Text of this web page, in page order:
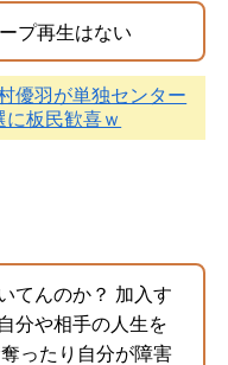
プ再生はない
優羽が単独センター
板民歓喜ｗ
てんのか？ 加入す
分や相手の人生を
ったり自分が障害